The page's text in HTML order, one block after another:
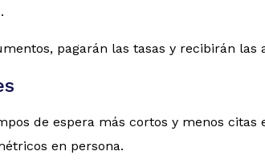
pagarán las tasas y recibirán
de espera más cortos y menos
en persona.